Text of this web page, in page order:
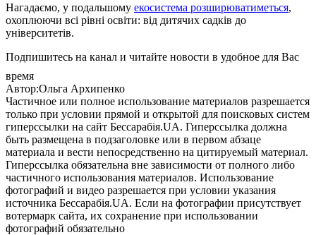
Нагадаємо, у подальшому екосистема розширюватиметься,
охоплюючи всі рівні освіти: від дитячих садків до
університетів.
Подпишитесь на канал и читайте новости в удобное для Вас
время
Автор:Ольга Архипенко
Частичное или полное использование материалов разрешается
только при условии прямой и открытой для поисковых систем
гиперссылки на сайт Бессарабія.UA. Гиперссылка должна
быть размещена в подзаголовке или в первом абзаце
материала и вести непосредственно на цитируемый материал.
Гиперссылка обязательна вне зависимости от полного либо
частичного использования материалов. Использование
фотографий и видео разрешается при условии указания
источника Бессарабія.UA. Если на фотографии присутствует
вотермарк сайта, их сохранение при использовании
фотографий обязательно